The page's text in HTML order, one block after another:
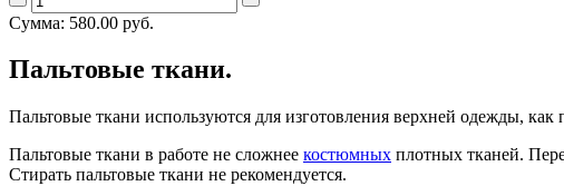
Сумма: 580.00 руб.
Пальтовые ткани.
Пальтовые ткани используются для изготовления верхней одежды, как
Пальтовые ткани в работе не сложнее костюмных плотных тканей.
Стирать пальтовые ткани не рекомендуется.